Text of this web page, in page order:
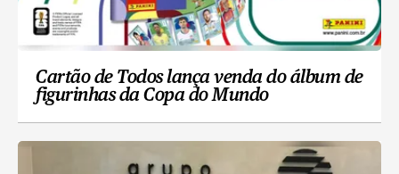
Cartão de Todos lança venda do álbum de
figurinhas da Copa do Mundo